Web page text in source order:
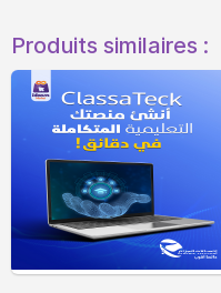
Produits similaires :